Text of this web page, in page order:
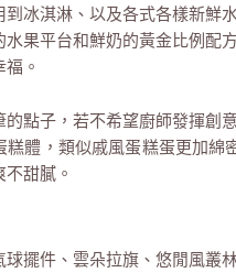
到冰淇淋、以及各式各樣新鮮
水果平台和鮮奶的黃金比例配
。
的點子，若不希望廚師發揮創
糕體，類似戚風蛋糕蛋更加綿
甜膩。
球擺件、雲朵拉旗、悠閒風叢